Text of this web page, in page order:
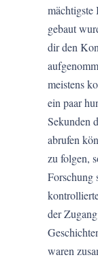
mächtigste
gebaut
dir den
meistens
ein paar
Sekunden
abrufen
zu folgen,
Forschung
der
waren